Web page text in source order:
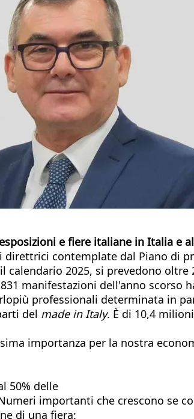
e fiere italiane in Italia e
direttrici contemplate dal Piano di
calendario 2025, si prevedono
manifestazioni dell'anno
professionali determinata in
del made in Italy. È di 10,4
importanza per la nostra
50% delle
importanti che crescono se
di una fiera: